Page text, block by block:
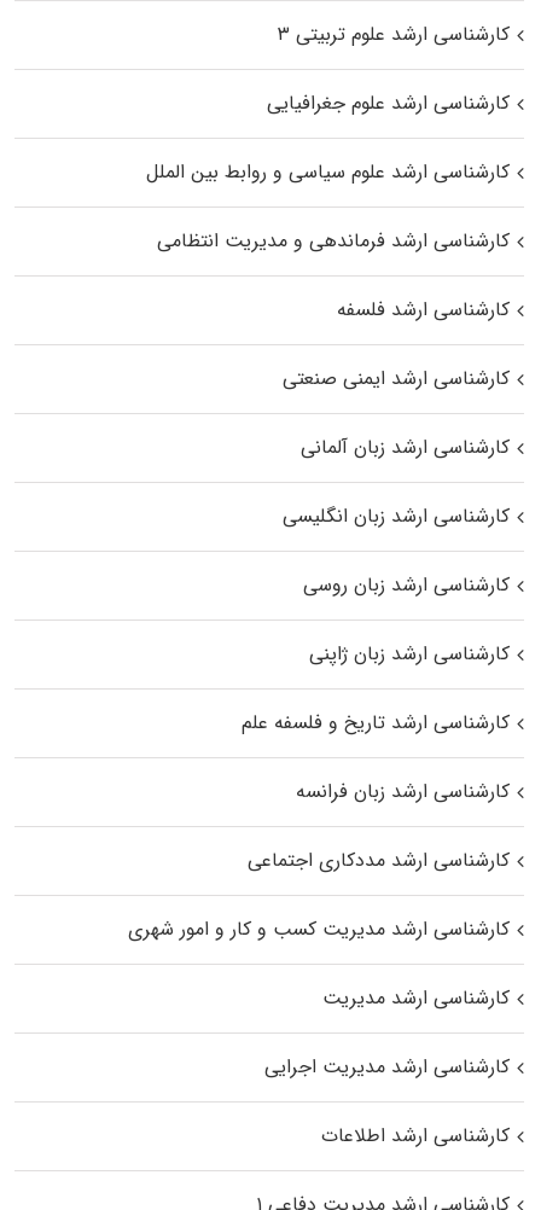
کارشناسی ارشد علوم تربیتی ۳
کارشناسی ارشد علوم جغرافیایی
کارشناسی ارشد علوم سیاسی و روابط بین الملل
کارشناسی ارشد فرماندهی و مدیریت انتظامی
کارشناسی ارشد فلسفه
کارشناسی ارشد ایمنی صنعتی
کارشناسی ارشد زبان آلمانی
کارشناسی ارشد زبان انگلیسی
کارشناسی ارشد زبان روسی
کارشناسی ارشد زبان ژاپنی
کارشناسی ارشد تاریخ و فلسفه علم
کارشناسی ارشد زبان فرانسه
کارشناسی ارشد مددکاری اجتماعی
کارشناسی ارشد مدیریت کسب و کار و امور شهری
کارشناسی ارشد مدیریت
کارشناسی ارشد مدیریت اجرایی
کارشناسی ارشد اطلاعات